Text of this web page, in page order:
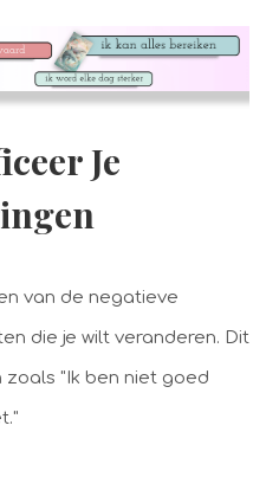
Je
van de negatieve
die je wilt veranderen. Dit
zoals "Ik ben niet goed